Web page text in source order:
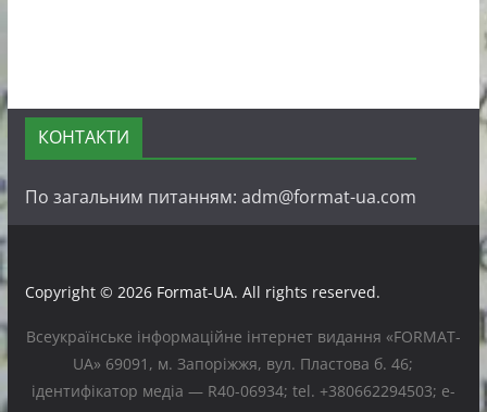
КОНТАКТИ
По загальним питанням: adm@format-ua.com
Copyright © 2026 Format-UA. All rights reserved.
Всеукраїнське інформаційне інтернет видання «FORMAT-
UA» 69091, м. Запоріжжя, вул. Пластова б. 46;
ідентифікатор медіа — R40-06934; tel. +380662294503; e-